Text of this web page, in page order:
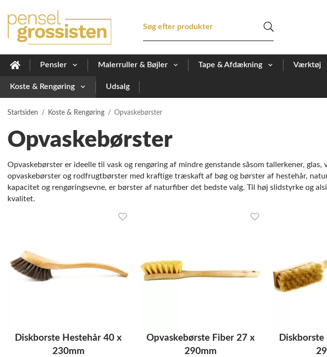
Pensler Malerruller & Bøjler Tape & Afdækning Værktøj
Koste & Rengøring Udsalg
Startsiden / Koste & Rengøring / Opvaskebørster
Opvaskebørster
Opvaskebørster er ideelle til vask og rengøring af mindre genstande såsom tallerkener,
opvaskebørster og rodfrugtbørster med kraftige træskaft af bøg og børster af hestehår,
kapacitet og rengøringsevne, er børster af naturfiber det bedste valg. Til høj slidstyrke og
kvalitet.
Diskborste Hestehår 40 x
230mm
Opvaskebørste Fiber 27 x
290mm